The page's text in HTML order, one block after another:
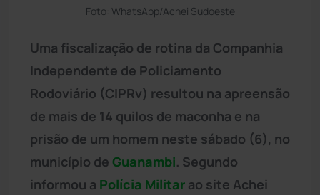
Foto: WhatsApp/Achei Sudoeste
Uma fiscalização de rotina da Companhia
Independente de Policiamento
Rodoviário (CIPRv) resultou na apreensão
de mais de 14 quilos de maconha e na
prisão de um homem neste sábado (6), no
município de Guanambi. Segundo
informou a Polícia Militar ao site Achei